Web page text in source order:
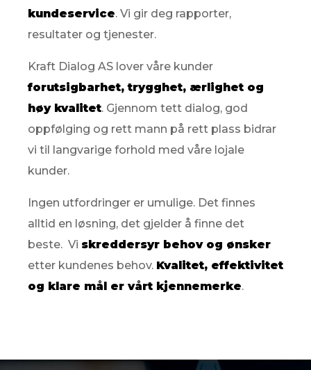
kundeservice. Vi gir deg rapporter,
resultater og tjenester.
Kraft Dialog AS lover våre kunder
forutsigbarhet, trygghet, ærlighet og
høy kvalitet. Gjennom tett dialog, god
oppfølging og rett mann på rett plass bidrar
vi til langvarige forhold med våre lojale
kunder.
Ingen utfordringer er umulige. Det finnes
alltid en løsning, det gjelder å finne det
beste. Vi skreddersyr behov og ønsker
etter kundenes behov. Kvalitet, effektivitet
og klare mål er vårt kjennemerke.